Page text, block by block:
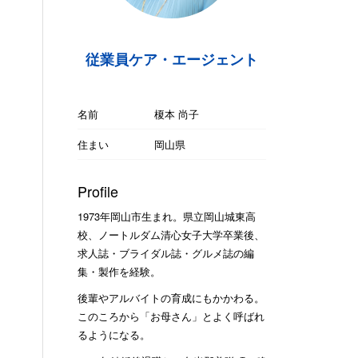
従業員ケア・エージェント
名前
榎本 尚子
住まい
岡山県
Profile
1973年岡山市生まれ。県立岡山城東高
校、ノートルダム清心女子大学卒業後、
求人誌・ブライダル誌・グルメ誌の編
集・製作を経験。
後輩やアルバイトの育成にもかかわる。
このころから「お母さん」とよく呼ばれ
るようになる。